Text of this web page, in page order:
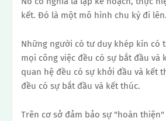
kết. Đó là một mô hình chu kỳ đi lên.
Những người có tư duy khép kín có
mọi công việc đều có sự bắt đầu và
quan hệ đều có sự khởi đầu và kết
đều có sự bắt đầu và kết thúc.
Trên cơ sở đảm bảo sự "hoàn